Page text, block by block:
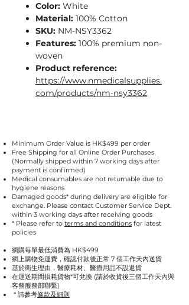
Color: White
Material: 100% Cotton
SKU: NM-NSY3362
Features: 100% premium non-
woven
Product reference:
https://www.nmedicalsupplies.
com/products/nm-nsy3362
Minimum Order Value is HK$499 per order
Free Shipping for all Online Order Purchases
(Normally shipped within 7 working days after
payment is confirmed)
Medical consumables are not returnable due to
hygiene reasons
Damaged goods* during delivery are eligible for
exchange. Please contact Customer Service Dept.
within 3 working days after receiving goods
* Please refer to terms and conditions for latest
policies
網購每單最低消費為 HK$499
網上購物免運費，確認付款後正常 7 個工作天內送貨
基於衛生理由，醫療耗材、醫療用品不設退貨
在運送期間損耗貨物*可兌換 (請於收貨後三個工作天內與
客務服務部聯繫)
* 請參考條款及細則